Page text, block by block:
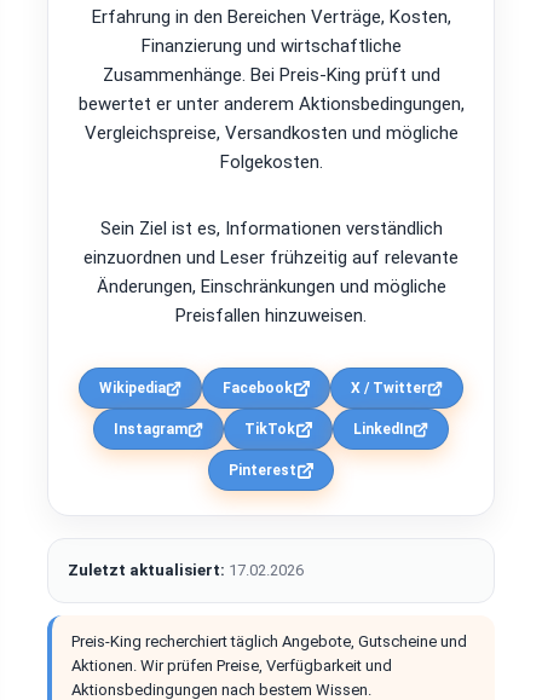
Erfahrung in den Bereichen Verträge, Kosten,
Finanzierung und wirtschaftliche
Zusammenhänge. Bei Preis-King prüft und
bewertet er unter anderem Aktionsbedingungen,
Vergleichspreise, Versandkosten und mögliche
Folgekosten.
Sein Ziel ist es, Informationen verständlich
einzuordnen und Leser frühzeitig auf relevante
Änderungen, Einschränkungen und mögliche
Preisfallen hinzuweisen.
Wikipedia Facebook X / Twitter
Instagram TikTok LinkedIn
Pinterest
Zuletzt aktualisiert: 17.02.2026
Preis-King recherchiert täglich Angebote, Gutscheine und
Aktionen. Wir prüfen Preise, Verfügbarkeit und
Aktionsbedingungen nach bestem Wissen.